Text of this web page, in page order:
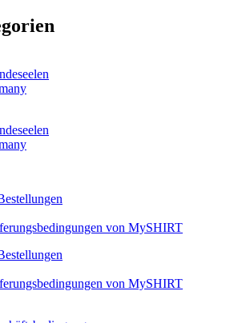
von MySHIRT
von MySHIRT